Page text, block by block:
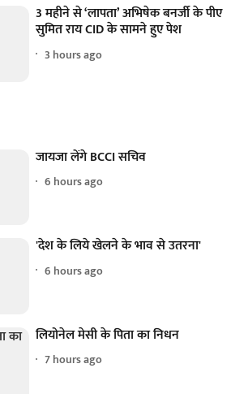
3 महीने से ‘लापता’ अभिषेक बनर्जी के पीए
सुमित राय CID के सामने हुए पेश
3 hours ago
जायजा लेंगे BCCI सचिव
6 hours ago
'देश के लिये खेलने के भाव से उतरना'
6 hours ago
लियोनेल मेसी के पिता का निधन
7 hours ago